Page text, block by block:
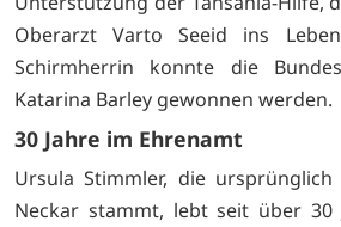
Oberarzt Varto Seeid ins
Schirmherrin konnte die
Katarina Barley gewonnen werden.
30 Jahre im Ehrenamt
Ursula Stimmler, die
Neckar stammt, lebt seit über 30